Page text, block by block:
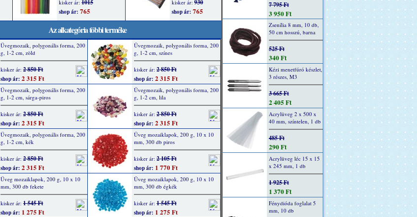
Az alkategória többi terméke
Üvegmozaik, polygonális forma, 200
g, 1-2 cm, zöld
kisker ár: 2 850 Ft
shop ár: 2 315 Ft
Üvegmozaik, polygonális forma, 200
g, 1-2 cm, színes
kisker ár: 2 850 Ft
shop ár: 2 315 Ft
Üvegmozaik, polygonális forma, 200
g, 1-2 cm, sárga-piros
kisker ár: 2 850 Ft
shop ár: 2 315 Ft
Üvegmozaik, polygonális forma, 200
g, 1-2 cm, lila
kisker ár: 2 850 Ft
shop ár: 2 315 Ft
Üvegmozaik, polygonális forma, 200
g, 1-2 cm, kék
kisker ár: 2 850 Ft
shop ár: 2 315 Ft
Üveg mozaiklapok, 200 g, 10 x 10
mm, 300 db piros
kisker ár: 2 105 Ft
shop ár: 1 770 Ft
Üveg mozaiklapok, 200 g, 10 x 10
mm, 300 db fekete
kisker ár: 1 545 Ft
shop ár: 1 275 Ft
Üveg mozaiklapok, 200 g, 10 x 10
mm, 300 db égkék
kisker ár: 1 545 Ft
shop ár: 1 275 Ft
7 795 Ft
3 950 Ft
Zsenília 8 mm, 10 db,
50 cm hosszú, barna
525 Ft
340 Ft
Kézi menetfúró készlet,
3 részes, M3
3 665 Ft
2 405 Ft
Acrylüveg 2 x 500 x
40 mm, színtelen, 1 db
485 Ft
290 Ft
Acrylüveg léc 15 x 15
x 245 mm, 1 db
1 925 Ft
1 370 Ft
Fénydióda foglalat 5
mm, 10 db